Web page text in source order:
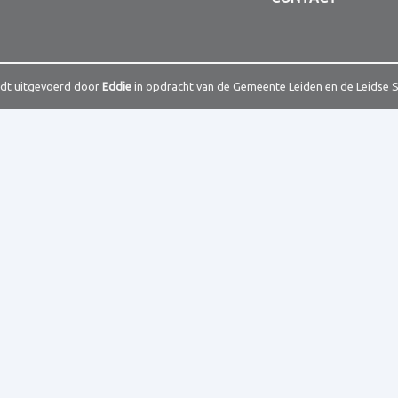
uitgevoerd door Eddie in opdracht van de Gemeente Leiden en de Leidse